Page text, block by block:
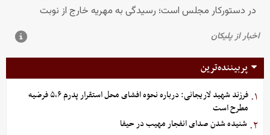
پربیننده‌ترین
۱.
فرزند شهید لاریجانی: درباره نحوه افشای محل استقرار پدرم ۵،۶ فرضیه
مطرح است
۲. شنیده شدن صدای انفجار مهیب در حیفا